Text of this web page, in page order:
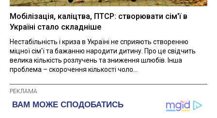
Мобілізація, каліцтва, ПТСР: створювати сім'ї в
Україні стало складніше
Нестабільність і криза в Україні не сприяють створенню
міцної сім'ї та бажанню народити дитину. Про це свідчить
велика кількість розлучень та зниження шлюбів. Інша
проблема – скорочення кількості чоло...